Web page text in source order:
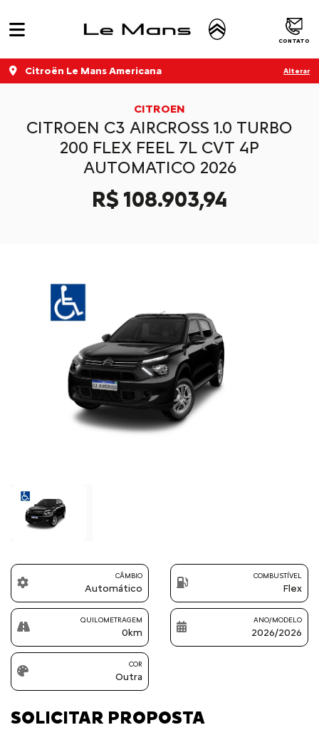
CONTATO
Citroën Le Mans Americana Alterar
CITROEN
CITROEN C3 AIRCROSS 1.0 TURBO
200 FLEX FEEL 7L CVT 4P
AUTOMATICO 2026
R$ 108.903,94
Previous
CÂMBIO
Automático
COMBUSTÍVEL
Flex
QUILOMETRAGEM
0km
ANO/MODELO
2026/2026
COR
Outra
SOLICITAR PROPOSTA